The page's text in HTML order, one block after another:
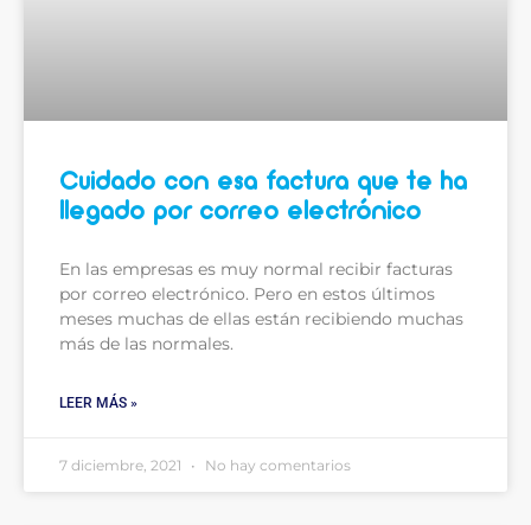
Cuidado con esa factura que te ha
llegado por correo electrónico
En las empresas es muy normal recibir facturas
por correo electrónico. Pero en estos últimos
meses muchas de ellas están recibiendo muchas
más de las normales.
LEER MÁS »
7 diciembre, 2021 No hay comentarios